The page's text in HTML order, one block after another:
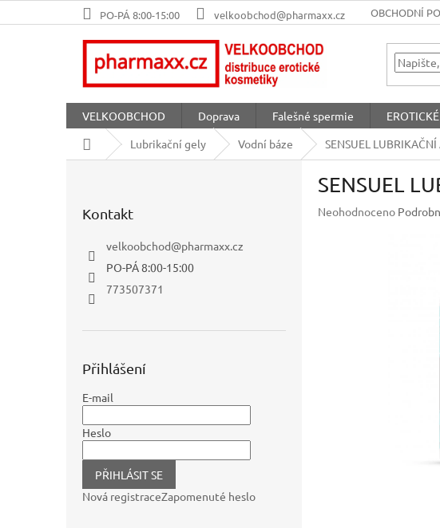
na
PO-PÁ 8:00-15:00 velkoobchod@pharmaxx.cz OBCHODNÍ
VELKOOBCHOD Doprava Falešné spermie
Domů
Lubrikační gely Vodní báze SENSUEL
Kontakt
velkoobchod@pharmaxx.cz
PO-PÁ 8:00-15:00
773507371
Přihlášení
E-mail
Heslo
PŘIHLÁSIT SE
Nová registraceZapomenuté heslo
SENSUEL
Průměrné
Neohodnoceno